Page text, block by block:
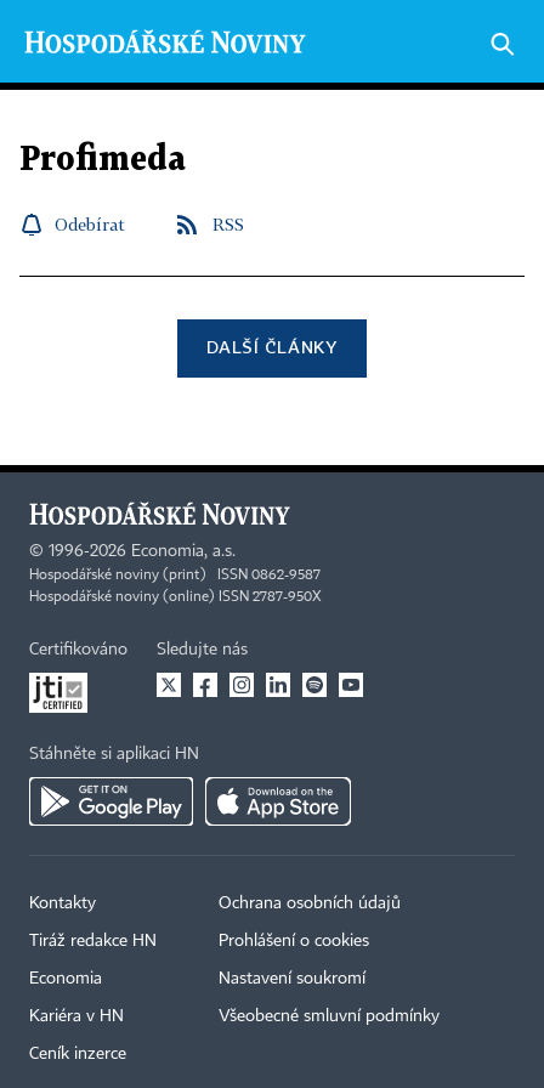
Profimeda
Odebírat RSS
DALŠÍ ČLÁNKY
© 1996-2026 Economia, a.s.
Hospodářské noviny (print) ISSN 0862-9587
Hospodářské noviny (online) ISSN 2787-950X
Certifikováno Sledujte nás
Stáhněte si aplikaci HN
Kontakty
Tiráž redakce HN
Economia
Kariéra v HN
Ceník inzerce
Ochrana osobních údajů
Prohlášení o cookies
Nastavení soukromí
Všeobecné smluvní podmínky